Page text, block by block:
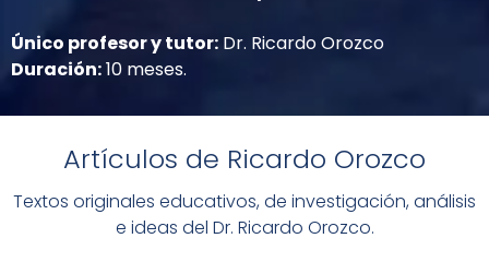
Único profesor y tutor: Dr. Ricardo Orozco
Duración:10 meses.
Artículos de Ricardo Orozco
Textos originales educativos, de investigación, análisis
e ideas del Dr. Ricardo Orozco.